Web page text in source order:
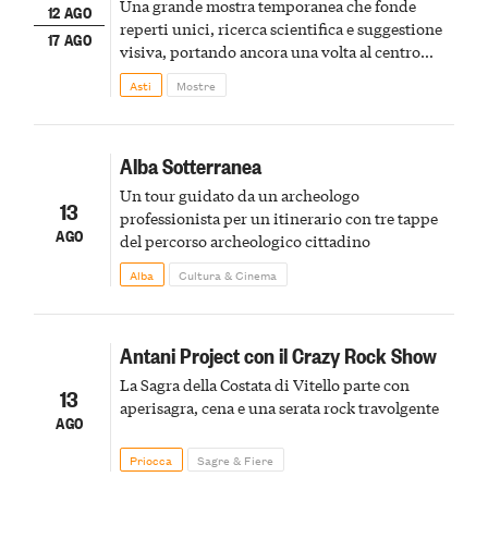
12 AGO
17 AGO
Una grande mostra temporanea che fonde
reperti unici, ricerca scientifica e suggestione
visiva, portando ancora una volta al centro
della scena le meraviglie del passato astigiano
Asti Mostre
13
AGO
Alba Sotterranea
Un tour guidato da un archeologo
professionista per un itinerario con tre tappe
del percorso archeologico cittadino
Alba Cultura & Cinema
13
AGO
Antani Project con il Crazy Rock Show
La Sagra della Costata di Vitello parte con
aperisagra, cena e una serata rock travolgente
Priocca Sagre & Fiere